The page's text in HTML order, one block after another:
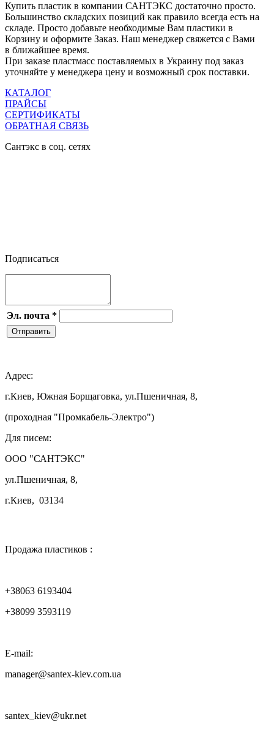
Купить пластик в компании САНТЭКС достаточно просто.
Большинство складских позиций как правило всегда есть на
складе. Просто добавьте необходимые Вам пластики в
Корзину и оформите Заказ. Наш менеджер свяжется с Вами
в ближайшее время.
При заказе пластмасс поставляемых в Украину под заказ
уточняйте у менеджера цену и возможный срок поставки.
КАТАЛОГ
ПРАЙСЫ
СЕРТИФИКАТЫ
ОБРАТНАЯ СВЯЗЬ
Сантэкс в соц. сетях
Подписаться
Эл. почта *
Отправить
Адрес:
г.Киев, Южная Борщаговка, ул.Пшеничная, 8,
(проходная "Промкабель-Электро")
Для писем:
ООО "САНТЭКС"
ул.Пшеничная, 8,
г.Киев, 03134
Продажа пластиков :
+38063 6193404
+38099 3593119
E-mail:
manager@santex-kiev.com.ua
santex_kiev@ukr.net